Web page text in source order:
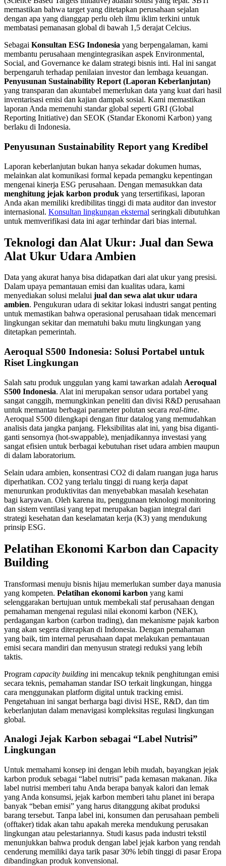
memastikan bahwa target yang ditetapkan perusahaan sejalan
dengan apa yang dianggap perlu oleh ilmu iklim terkini untuk
membatasi pemanasan global di bawah 1,5 derajat Celcius.
Sebagai Konsultan ESG Indonesia yang berpengalaman, kami
membantu perusahaan mengintegrasikan aspek Environmental,
Social, and Governance ke dalam strategi bisnis inti. Hal ini sangat
berpengaruh terhadap penilaian investor dan lembaga keuangan.
Penyusunan Sustainability Report (Laporan Keberlanjutan)
yang transparan dan akuntabel memerlukan data yang kuat dari hasil
inventarisasi emisi dan kajian dampak sosial. Kami memastikan
laporan Anda memenuhi standar global seperti GRI (Global
Reporting Initiative) dan SEOK (Standar Ekonomi Karbon) yang
berlaku di Indonesia.
Penyusunan Sustainability Report yang Kredibel
Laporan keberlanjutan bukan hanya sekadar dokumen humas,
melainkan alat komunikasi formal kepada pemangku kepentingan
mengenai kinerja ESG perusahaan. Dengan memasukkan data
menghitung jejak karbon produk yang tersertifikasi, laporan
Anda akan memiliki kredibilitas tinggi di mata auditor dan investor
internasional. Konsultan lingkungan eksternal seringkali dibutuhkan
untuk memverifikasi data ini agar terhindar dari bias internal.
Teknologi dan Alat Ukur: Jual dan Sewa
Alat Ukur Udara Ambien
Data yang akurat hanya bisa didapatkan dari alat ukur yang presisi.
Dalam upaya pemantauan emisi dan kualitas udara, kami
menyediakan solusi melalui jual dan sewa alat ukur udara
ambien. Pengukuran udara di sekitar lokasi industri sangat penting
untuk memastikan bahwa operasional perusahaan tidak mencemari
lingkungan sekitar dan mematuhi baku mutu lingkungan yang
ditetapkan pemerintah.
Aeroqual S500 Indonesia: Solusi Portabel untuk
Riset Lingkungan
Salah satu produk unggulan yang kami tawarkan adalah Aeroqual
S500 Indonesia. Alat ini merupakan sensor udara portabel yang
sangat canggih, memungkinkan peneliti dan divisi R&D perusahaan
untuk memantau berbagai parameter polutan secara real-time.
Aeroqual S500 dilengkapi dengan fitur datalog yang memudahkan
analisis data jangka panjang. Fleksibilitas alat ini, yang bisa diganti-
ganti sensornya (hot-swappable), menjadikannya investasi yang
sangat efisien untuk berbagai kebutuhan riset udara ambien maupun
di dalam laboratorium.
Selain udara ambien, konsentrasi CO2 di dalam ruangan juga harus
diperhatikan. CO2 yang terlalu tinggi di ruang kerja dapat
menurunkan produktivitas dan menyebabkan masalah kesehatan
bagi karyawan. Oleh karena itu, penggunaan teknologi monitoring
dan sistem ventilasi yang tepat merupakan bagian integral dari
strategi kesehatan dan keselamatan kerja (K3) yang mendukung
prinsip ESG.
Pelatihan Ekonomi Karbon dan Capacity
Building
Transformasi menuju bisnis hijau memerlukan sumber daya manusia
yang kompeten. Pelatihan ekonomi karbon yang kami
selenggarakan bertujuan untuk membekali staf perusahaan dengan
pemahaman mengenai regulasi nilai ekonomi karbon (NEK),
perdagangan karbon (carbon trading), dan mekanisme pajak karbon
yang akan segera diterapkan di Indonesia. Dengan pemahaman
yang baik, tim internal perusahaan dapat melakukan pemantauan
emisi secara mandiri dan menyusun strategi reduksi yang lebih
taktis.
Program capacity building ini mencakup teknik penghitungan emisi
secara teknis, pemahaman standar ISO terkait lingkungan, hingga
cara menggunakan platform digital untuk tracking emisi.
Pengetahuan ini sangat berharga bagi divisi HSE, R&D, dan tim
keberlanjutan dalam menavigasi kompleksitas regulasi lingkungan
global.
Analogi Jejak Karbon sebagai “Label Nutrisi”
Lingkungan
Untuk memahami konsep ini dengan lebih mudah, bayangkan jejak
karbon produk sebagai “label nutrisi” pada kemasan makanan. Jika
label nutrisi memberi tahu Anda berapa banyak kalori dan lemak
yang Anda konsumsi, jejak karbon memberi tahu planet ini berapa
banyak “beban emisi” yang harus ditanggung akibat produksi
barang tersebut. Tanpa label ini, konsumen dan perusahaan pembeli
(offtaker) tidak akan tahu apakah mereka mendukung perusakan
lingkungan atau pelestariannya. Studi kasus pada industri tekstil
menunjukkan bahwa produk dengan label jejak karbon yang rendah
cenderung memiliki daya tarik pasar 30% lebih tinggi di pasar Eropa
dibandingkan produk konvensional.